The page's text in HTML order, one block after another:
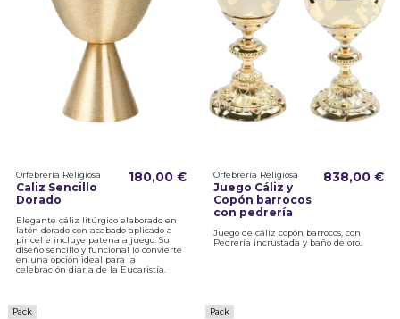
Orfebrería Religiosa
Caliz Sencillo
Dorado
180,00 €
Elegante cáliz litúrgico elaborado en
latón dorado con acabado aplicado a
pincel e incluye patena a juego. Su
diseño sencillo y funcional lo convierte
en una opción ideal para la
celebración diaria de la Eucaristía.
Orfebrería Religiosa
Juego Cáliz y
Copón barrocos
con pedrería
838,00 €
Juego de cáliz copón barrocos, con
Pedrería incrustada y baño de oro.
Pack Pack